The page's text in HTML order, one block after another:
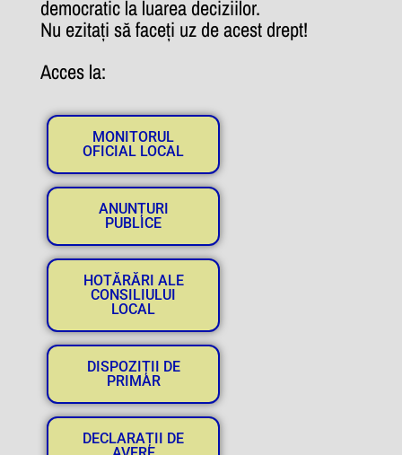
democratic la luarea deciziilor.
Nu ezitați să faceți uz de acest drept!
Acces la:
MONITORUL
OFICIAL LOCAL
ANUNȚURI
PUBLICE
HOTĂRĂRI ALE
CONSILIULUI
LOCAL
DISPOZIȚII DE
PRIMAR
DECLARAȚII DE